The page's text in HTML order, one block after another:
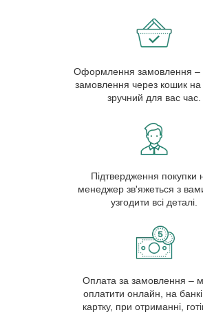
Оформлення замовлення –
замовлення через кошик на
зручний для вас час.
Підтвердження покупки
менеджер зв'яжеться з
узгодити всі деталі.
Оплата за замовлення –
оплатити онлайн, на
картку, при отриманні,